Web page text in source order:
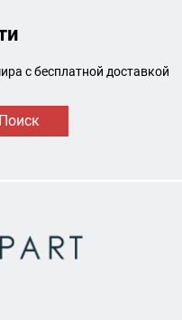
с бесплатной доставкой
Поиск